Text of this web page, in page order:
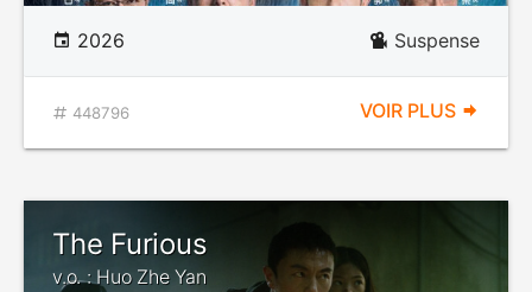
2026 Suspense
448796 VOIR PLUS
The Furious
v.o. : Huo Zhe Yan